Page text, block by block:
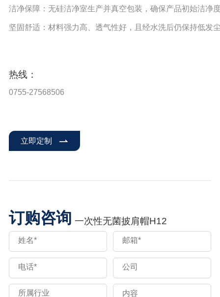
洁净保障：无硅洁净室生产并真空包装，确保产品初始洁净
坚固舒适：材料强力高、透气性好，且经水洗后仍保持低发
热线：
0755-27568506
立即定制
订购咨询 一次性无菌披肩帽H12